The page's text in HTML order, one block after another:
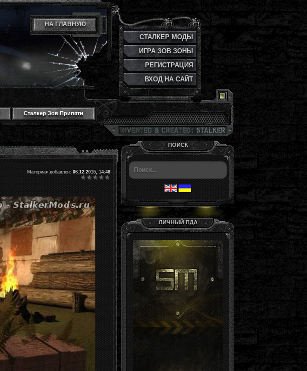
НА ГЛАВНУЮ
СТАЛКЕР МОДЫ
ИГРА ЗОВ ЗОНЫ
РЕГИСТРАЦИЯ
ВХОД НА САЙТ
Сталкер Зов Припяти
Материал добавлен: 06.12.2015, 14:48
ПОИСК
ЛИЧНЫЙ ПДА
Гость, ты здесь -й день
Группа: Гости